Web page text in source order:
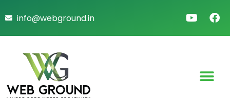
info@webground.in